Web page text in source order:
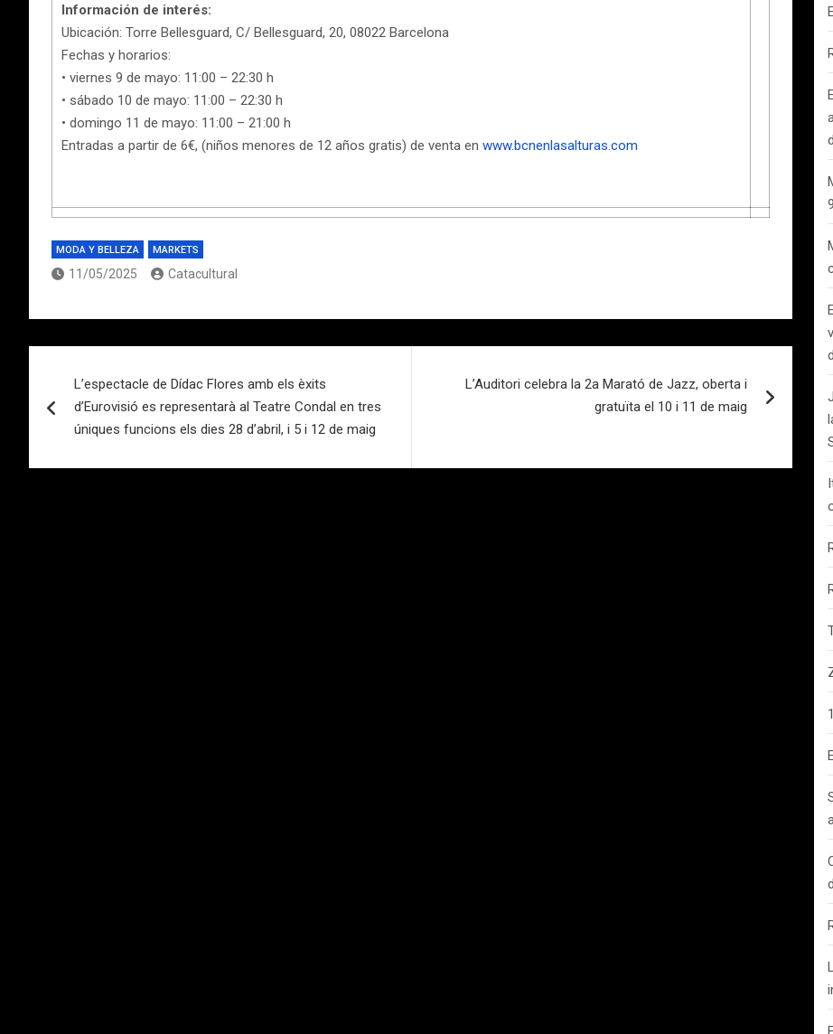
Información de interés:
Ubicación: Torre Bellesguard, C/ Bellesguard, 20, 08022 Barcelona
Fechas y horarios:
• viernes 9 de mayo: 11:00 – 22:30 h
• sábado 10 de mayo: 11:00 – 22:30 h
• domingo 11 de mayo: 11:00 – 21:00 h
Entradas a partir de 6€, (niños menores de 12 años gratis) de venta en www.bcnenlasalturas.com
MODA Y BELLEZA MARKETS
11/05/2025 Catacultural
de
entradas
L’espectacle de Dídac Flores amb els èxits
d’Eurovisió es representarà al Teatre Condal en tres
úniques funcions els dies 28 d’abril, i 5 i 12 de maig
L’Auditori celebra la 2a Marató de Jazz, oberta i
gratuïta el 10 i 11 de maig